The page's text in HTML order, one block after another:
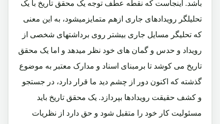
باشد. اینجاست که نقطه عطف توجه یک محقق تاریخ با یک
تحلیلگر رویدادهای جاری ازهم متمایزمیشود، به این معنی
که تحلیگر مسایل جاری بیشتر روی برداشتهای شخصی از
رویداد و حدس و گمان های خود نظر میدهد و اما یک محقق
تاریخ می کوشد تا برمبنای اسناد و مدارک معتبر به موضوع
گذشته که اکنون دور از چشم دید ما قرار دارد، در جستجو
و کشف حقیقت رویدادها بپردازد. یک محقق تاریخ باید
مسئولیت کار خود را متقبل شود و حق دارد از نظریات